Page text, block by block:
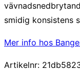
smidig konsistens
Mer info hos
Artikelnr: